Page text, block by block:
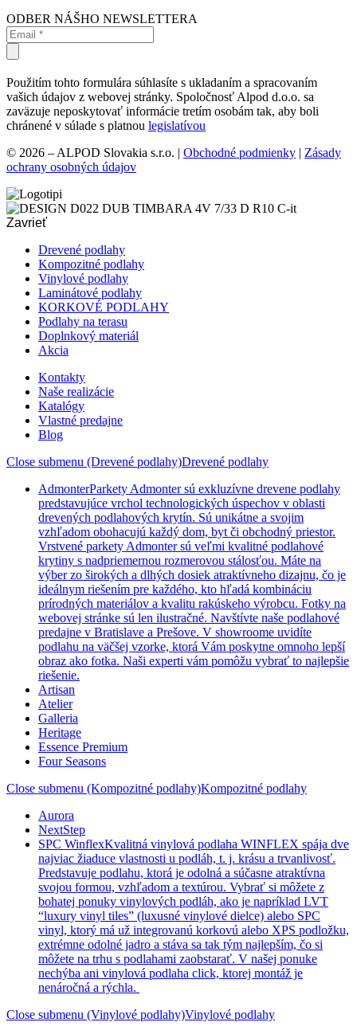
ODBER NÁŠHO NEWSLETTERA
Použitím tohto formulára súhlasíte s ukladaním a spracovaním
vašich údajov z webovej stránky. Spoločnosť Alpod d.o.o. sa
zaväzuje neposkytovať informácie tretím osobám tak, aby boli
chránené v súlade s platnou legislatívou
© 2026 – ALPOD Slovakia s.r.o. | Obchodné podmienky | Zásady
ochrany osobných údajov
Zavrieť
Drevené podlahy
Kompozitné podlahy
Vinylové podlahy
Laminátové podlahy
KORKOVÉ PODLAHY
Podlahy na terasu
Doplnkový materiál
Akcia
Kontakty
Naše realizácie
Katalógy
Vlastné predajne
Blog
Close submenu (Drevené podlahy)Drevené podlahy
AdmonterParkety Admonter sú exkluzívne drevene podlahy
predstavujúce vrchol technologických úspechov v oblasti
drevených podlahových krytín. Sú unikátne a svojim
vzhľadom obohacujú každý dom, byt či obchodný priestor.
Vrstvené parkety Admonter sú veľmi kvalitné podlahové
krytiny s nadpriemernou rozmerovou stálosťou. Máte na
výber zo širokých a dlhých dosiek atraktívneho dizajnu, čo je
ideálnym riešením pre každého, kto hľadá kombináciu
prírodných materiálov a kvalitu rakúskeho výrobcu. Fotky na
webovej stránke sú len ilustračné. Navštívte naše podlahové
predajne v Bratislave a Prešove. V showroome uvidíte
podlahu na väčšej vzorke, ktorá Vám poskytne omnoho lepší
obraz ako fotka. Naši experti vám pomôžu vybrať to najlepšie
riešenie.
Artisan
Atelier
Galleria
Heritage
Essence Premium
Four Seasons
Close submenu (Kompozitné podlahy)Kompozitné podlahy
Aurora
NextStep
SPC WinflexKvalitná vinylová podlaha WINFLEX spája dve
najviac žiaduce vlastnosti u podláh, t. j. krásu a trvanlivosť.
Predstavuje podlahu, ktorá je odolná a súčasne atraktívna
svojou formou, vzhľadom a textúrou. Vybrať si môžete z
bohatej ponuky vinylových podláh, ako je napríklad LVT
“luxury vinyl tiles” (luxusné vinylové dielce) alebo SPC
vinyl, ktorý má už integrovanú korkovú alebo XPS podložku,
extrémne odolné jadro a stáva sa tak tým najlepším, čo si
môžete na trhu s podlahami zaobstarať. V našej ponuke
nechýba ani vinylová podlaha click, ktorej montáž je
nenáročná a rýchla.
Close submenu (Vinylové podlahy)Vinylové podlahy